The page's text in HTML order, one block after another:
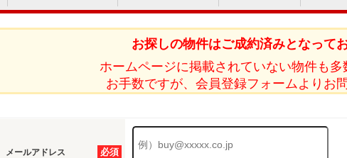
ンションと戸建てどっちがいい？ 住宅取得時にかかる諸費用
お探しの物件はご成約済みとなってお
ホームページに掲載されていない物件も多
お手数ですが、会員登録フォームよりお
必須
メールアドレス